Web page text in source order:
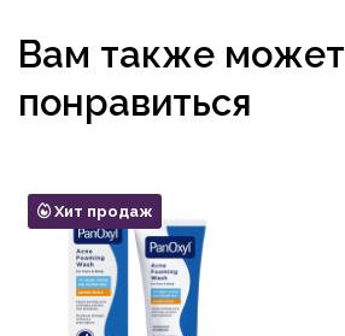
Вам также может
понравиться
Хит продаж